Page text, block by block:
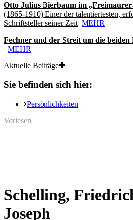
Otto Julius Bierbaum im
(1865-1910) Einer der talentiertesten,
Schriftsteller seiner Zeit MEHR
Fechner und der Streit um die beiden
MEHR
Aktuelle Beiträge
Sie befinden sich hier:
Persönlichkeiten
Vorlesen
Schelling,
Joseph